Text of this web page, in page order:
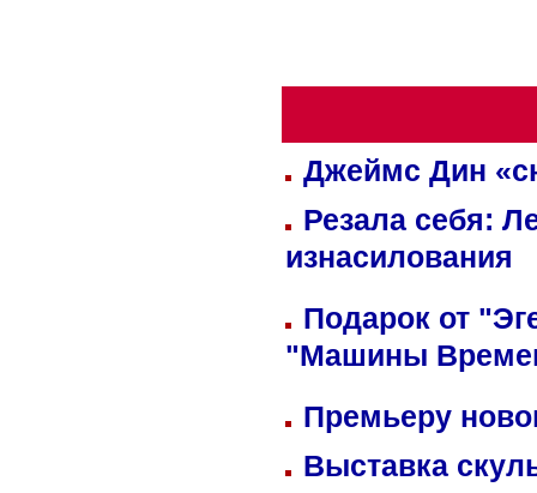
Джеймс Дин
Резала себя:
изнасилования
Подарок от
"Машины
Премьеру
Выставка